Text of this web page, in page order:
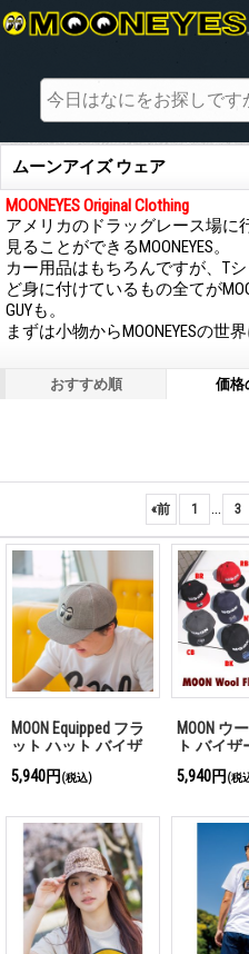
ムーンアイズ ウェア
MOONEYES Original Clothing
アメリカのドラッグレース場に
見ることができるMOONEYES。
カー用品はもちろんですが、T
ど身に付けているもの全てが
GUYも。
まずは小物からMOONEYESの世
おすすめ順 価格
«前 1 ... 3
MOON Equipped フラ
ット ハット バイザ
5,940円 (税込)
MOON ウ
ト バイザ
5,940円 (税